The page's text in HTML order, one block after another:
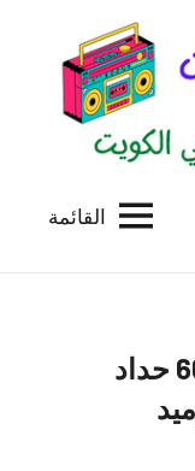
القائمة
حداد الرابية هندي 66405051 حداد